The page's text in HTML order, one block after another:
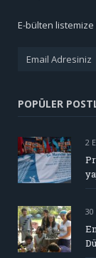
E-bülten listemize
POPÜLER
2
30